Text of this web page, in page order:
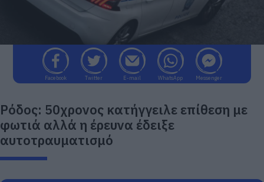
Facebook Twitter E-mail WhatsApp Messenger
Ρόδος: 50χρονος κατήγγειλε επίθεση με
φωτιά αλλά η έρευνα έδειξε
αυτοτραυματισμό